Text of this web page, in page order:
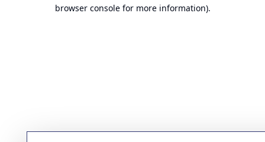
browser console for more information).